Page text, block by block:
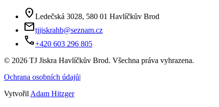
location_on Ledečská 3028, 580 01 Havlíčkův Brod
mailtjjiskrahb@seznam.cz
phone+420 603 296 805
© 2026 TJ Jiskra Havlíčkův Brod. Všechna práva vyhrazena.
Ochrana osobních údajů|
Vytvořil Adam Hitzger